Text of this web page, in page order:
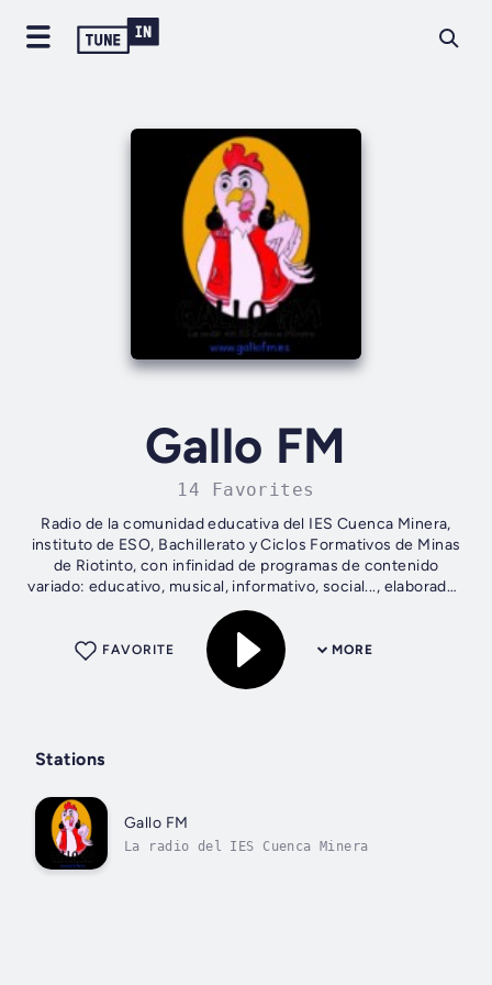
Gallo FM
14 Favorites
Radio de la comunidad educativa del IES Cuenca Minera,
instituto de ESO, Bachillerato y Ciclos Formativos de Minas
de Riotinto, con infinidad de programas de contenido
variado: educativo, musical, informativo, social..., elaborados
por nuestros...
MORE
FAVORITE
Stations
Gallo FM
La radio del IES Cuenca Minera